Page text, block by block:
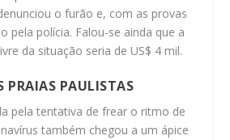
o furão e, com as provas
pela polícia. Falou-se ainda que a
da situação seria de US$ 4 mil.
PRAIAS PAULISTAS
pela tentativa de frear o ritmo de
também chegou a um ápice